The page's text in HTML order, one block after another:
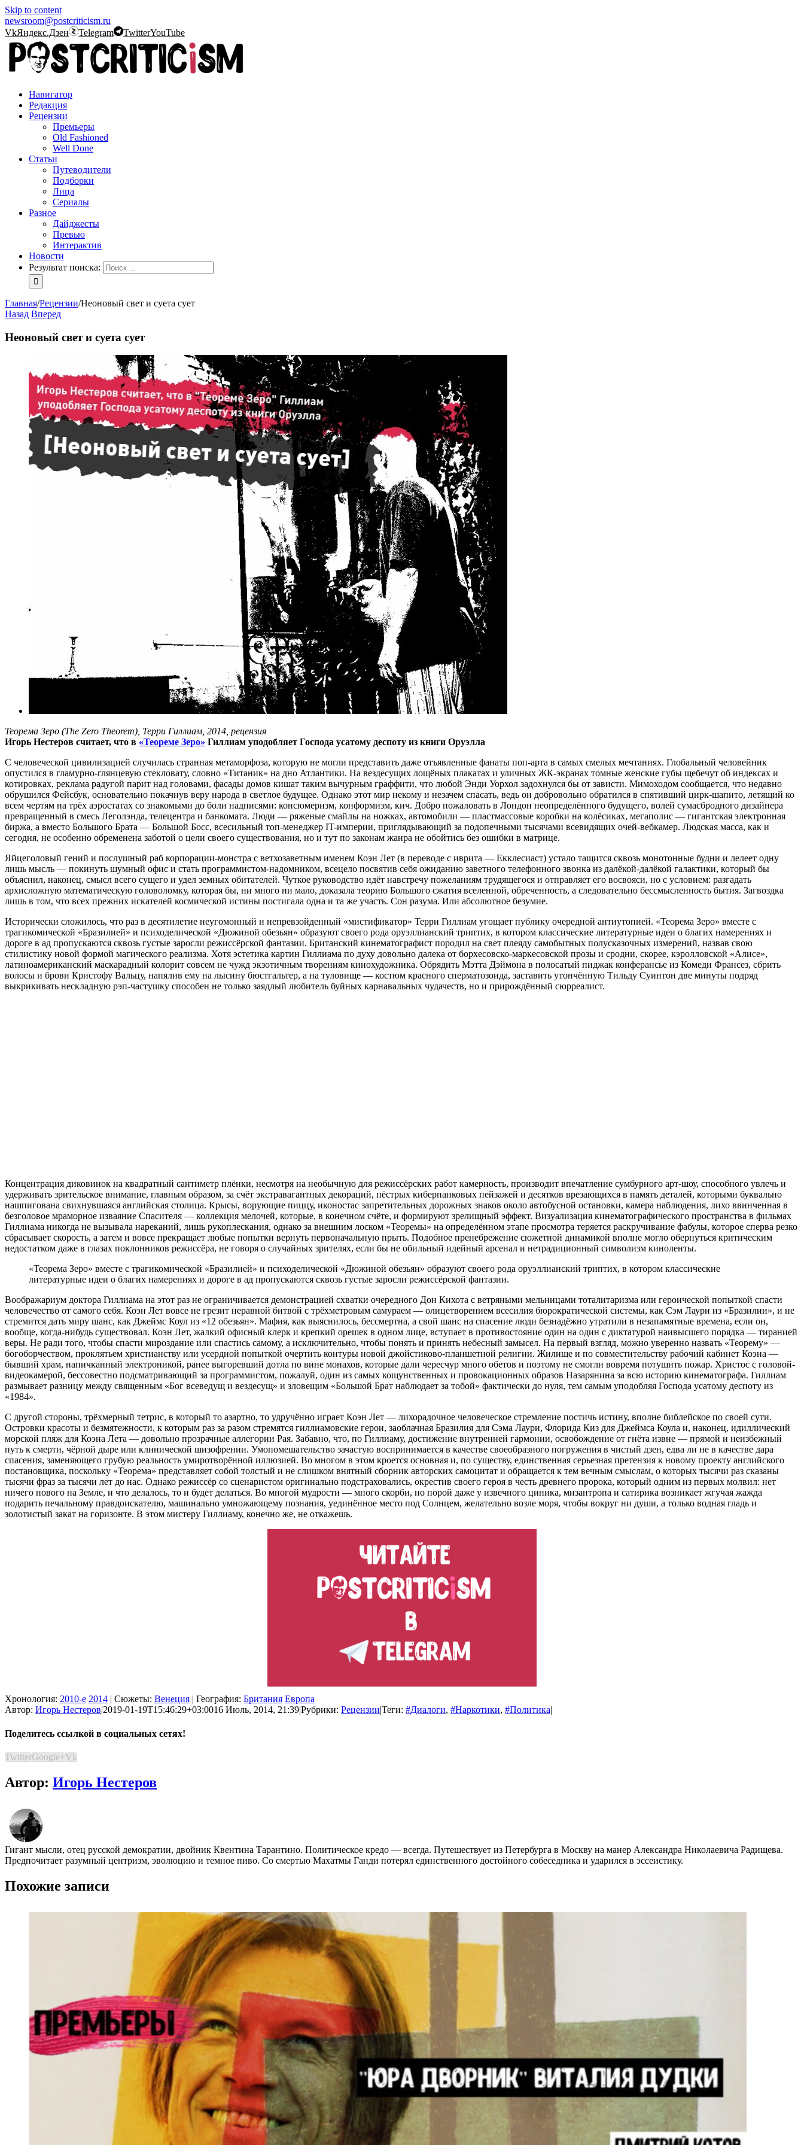
Skip to content
newsroom@postcriticism.ru
VkЯндекс.Дзен Telegram TwitterYouTube
Навигатор
Редакция
Рецензии
Премьеры
Old Fashioned
Well Done
Статьи
Путеводители
Подборки
Лица
Сериалы
Разное
Дайджесты
Превью
Интерактив
Новости
Результат поиска:
Главная/Рецензии/Неоновый свет и суета сует
Назад Вперед
Неоновый свет и суета сует
Теорема Зеро (The Zero Theorem), Терри Гиллиам, 2014, рецензия
Игорь Нестеров считает, что в «Теореме Зеро» Гиллиам уподобляет Господа усатому деспоту из книги Оруэлла
С человеческой цивилизацией случилась странная метаморфоза, которую не могли представить даже отъявленные фанаты поп-арта в самых смелых мечтаниях. Глобальный человейник
опустился в гламурно-глянцевую стекловату, словно «Титаник» на дно Атлантики. На вездесущих лощёных плакатах и уличных ЖК-экранах томные женские губы щебечут об индексах и
котировках, реклама радугой парит над головами, фасады домов кишат таким вычурным граффити, что любой Энди Уорхол задохнулся бы от зависти. Мимоходом сообщается, что недавно
обрушился Фейсбук, основательно покачнув веру народа в светлое будущее. Однако этот мир некому и незачем спасать, ведь он добровольно обратился в спятивший цирк-шапито, летящий ко
всем чертям на трёх аэростатах со знакомыми до боли надписями: консюмеризм, конформизм, кич. Добро пожаловать в Лондон неопределённого будущего, волей сумасбродного дизайнера
превращенный в смесь Леголэнда, телецентра и банкомата. Люди — ряженые смайлы на ножках, автомобили — пластмассовые коробки на колёсиках, мегаполис — гигантская электронная
биржа, а вместо Большого Брата — Большой Босс, всесильный топ-менеджер IT-империи, приглядывающий за подопечными тысячами всевидящих очей-вебкамер. Людская масса, как и
сегодня, не особенно обременена заботой о цели своего существования, но и тут по законам жанра не обойтись без ошибки в матрице.
Яйцеголовый гений и послушный раб корпорации-монстра с ветхозаветным именем Коэн Лет (в переводе с иврита — Екклесиаст) устало тащится сквозь монотонные будни и лелеет одну
лишь мысль — покинуть шумный офис и стать программистом-надомником, всецело посвятив себя ожиданию заветного телефонного звонка из далёкой-далёкой галактики, который бы
объяснил, наконец, смысл всего сущего и удел земных обитателей. Чуткое руководство идёт навстречу пожеланиям трудящегося и отправляет его восвояси, но с условием: разгадать
архисложную математическую головоломку, которая бы, ни много ни мало, доказала теорию Большого сжатия вселенной, обреченность, а следовательно бессмысленность бытия. Загвоздка
лишь в том, что всех прежних искателей космической истины постигала одна и та же участь. Сон разума. Или абсолютное безумие.
Исторически сложилось, что раз в десятилетие неугомонный и непревзойденный «мистификатор» Терри Гиллиам угощает публику очередной антиутопией. «Теорема Зеро» вместе с
трагикомической «Бразилией» и психоделической «Дюжиной обезьян» образуют своего рода оруэллианский триптих, в котором классические литературные идеи о благих намерениях и
дороге в ад пропускаются сквозь густые заросли режиссёрской фантазии. Британский кинематографист породил на свет плеяду самобытных полусказочных измерений, назвав свою
стилистику новой формой магического реализма. Хотя эстетика картин Гиллиама по духу довольно далека от борхесовско-маркесовской прозы и сродни, скорее, кэролловской «Алисе»,
латиноамериканский маскарадный колорит совсем не чужд экзотичным творениям кинохудожника. Обрядить Мэтта Дэймона в полосатый пиджак конферансье из Комеди Франсез, сбрить
волосы и брови Кристофу Вальцу, напялив ему на лысину бюстгальтер, а на туловище — костюм красного сперматозоида, заставить утончённую Тильду Суинтон две минуты подряд
выкрикивать нескладную рэп-частушку способен не только заядлый любитель буйных карнавальных чудачеств, но и прирождённый сюрреалист.
Концентрация диковинок на квадратный сантиметр плёнки, несмотря на необычную для режиссёрских работ камерность, производит впечатление сумбурного арт-шоу, способного увлечь и
удерживать зрительское внимание, главным образом, за счёт экстравагантных декораций, пёстрых киберпанковых пейзажей и десятков врезающихся в память деталей, которыми буквально
нашпигована свихнувшаяся английская столица. Крысы, ворующие пиццу, иконостас запретительных дорожных знаков около автобусной остановки, камера наблюдения, лихо ввинченная в
безголовое мраморное изваяние Спасителя — коллекция мелочей, которые, в конечном счёте, и формируют зрелищный эффект. Визуализация кинематографического пространства в фильмах
Гиллиама никогда не вызывала нареканий, лишь рукоплескания, однако за внешним лоском «Теоремы» на определённом этапе просмотра теряется раскручивание фабулы, которое сперва резко
сбрасывает скорость, а затем и вовсе прекращает любые попытки вернуть первоначальную прыть. Подобное пренебрежение сюжетной динамикой вполне могло обернуться критическим
недостатком даже в глазах поклонников режиссёра, не говоря о случайных зрителях, если бы не обильный идейный арсенал и нетрадиционный символизм киноленты.
«Теорема Зеро» вместе с трагикомической «Бразилией» и психоделической «Дюжиной обезьян» образуют своего рода оруэллианский триптих, в котором классические
литературные идеи о благих намерениях и дороге в ад пропускаются сквозь густые заросли режиссёрской фантазии.
Воображариум доктора Гиллиама на этот раз не ограничивается демонстрацией схватки очередного Дон Кихота с ветряными мельницами тоталитаризма или героической попыткой спасти
человечество от самого себя. Коэн Лет вовсе не грезит неравной битвой с трёхметровым самураем — олицетворением всесилия бюрократической системы, как Сэм Лаури из «Бразилии», и не
стремится дать миру шанс, как Джеймс Коул из «12 обезьян». Мафия, как выяснилось, бессмертна, а свой шанс на спасение люди безнадёжно утратили в незапамятные времена, если он,
вообще, когда-нибудь существовал. Коэн Лет, жалкий офисный клерк и крепкий орешек в одном лице, вступает в противостояние один на один с диктатурой наивысшего порядка — тиранией
веры. Не ради того, чтобы спасти мироздание или спастись самому, а исключительно, чтобы понять и принять небесный замысел. На первый взгляд, можно уверенно назвать «Теорему» —
богоборчеством, проклятьем христианству или усердной попыткой очертить контуры новой джойстиково-планшетной религии. Жилище и по совместительству рабочий кабинет Коэна —
бывший храм, напичканный электроникой, ранее выгоревший дотла по вине монахов, которые дали чересчур много обетов и поэтому не смогли вовремя потушить пожар. Христос с головой-
видеокамерой, бессовестно подсматривающий за программистом, пожалуй, один из самых кощунственных и провокационных образов Назарянина за всю историю кинематографа. Гиллиам
размывает разницу между священным «Бог всеведущ и вездесущ» и зловещим «Большой Брат наблюдает за тобой» фактически до нуля, тем самым уподобляя Господа усатому деспоту из
«1984».
С другой стороны, трёхмерный тетрис, в который то азартно, то удручённо играет Коэн Лет — лихорадочное человеческое стремление постичь истину, вполне библейское по своей сути.
Островки красоты и безмятежности, к которым раз за разом стремятся гиллиамовские герои, заоблачная Бразилия для Сэма Лаури, Флорида Киз для Джеймса Коула и, наконец, идиллический
морской пляж для Коэна Лета — довольно прозрачные аллегории Рая. Забавно, что, по Гиллиаму, достижение внутренней гармонии, освобождение от гнёта извне — прямой и неизбежный
путь к смерти, чёрной дыре или клинической шизофрении. Умопомешательство зачастую воспринимается в качестве своеобразного погружения в чистый дзен, едва ли не в качестве дара
спасения, заменяющего грубую реальность умиротворённой иллюзией. Во многом в этом кроется основная и, по существу, единственная серьезная претензия к новому проекту английского
постановщика, поскольку «Теорема» представляет собой толстый и не слишком внятный сборник авторских самоцитат и обращается к тем вечным смыслам, о которых тысячи раз сказаны
тысячи фраз за тысячи лет до нас. Однако режиссёр со сценаристом оригинально подстраховались, окрестив своего героя в честь древнего пророка, который одним из первых молвил: нет
ничего нового на Земле, и что делалось, то и будет делаться. Во многой мудрости — много скорби, но порой даже у извечного циника, мизантропа и сатирика возникает жгучая жажда
подарить печальному правдоискателю, машинально умножающему познания, уединённое место под Солнцем, желательно возле моря, чтобы вокруг ни души, а только водная гладь и
золотистый закат на горизонте. В этом мистеру Гиллиаму, конечно же, не откажешь.
Хронология: 2010-е 2014 | Сюжеты: Венеция | География: Британия Европа
Автор: Игорь Нестеров|2019-01-19T15:46:29+03:0016 Июль, 2014, 21:39|Рубрики: Рецензии|Теги: #Диалоги, #Наркотики, #Политика|
Поделитесь ссылкой в социальных сетях!
TwitterGoogle+Vk
Автор: Игорь Нестеров
Гигант мысли, отец русской демократии, двойник Квентина Тарантино. Политическое кредо — всегда. Путешествует из Петербурга в Москву на манер Александра Николаевича Радищева.
Предпочитает разумный центризм, эволюцию и темное пиво. Со смертью Махатмы Ганди потерял единственного достойного собеседника и ударился в эссеистику.
Похожие записи